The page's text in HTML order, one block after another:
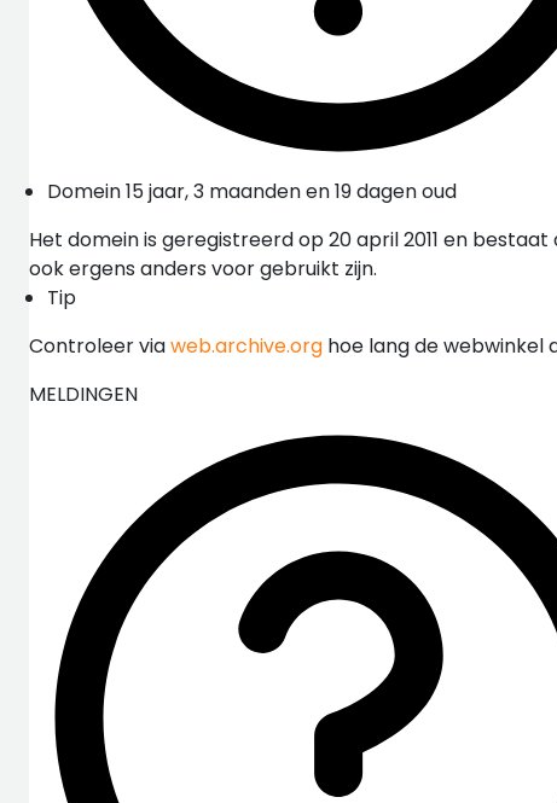
Domein 15 jaar, 3 maanden en 19 dagen oud
Het domein is geregistreerd op 20 april 2011 en
ook ergens anders voor gebruikt zijn.
Tip
Controleer viaweb.archive.org hoe lang de webwinkel
MELDINGEN